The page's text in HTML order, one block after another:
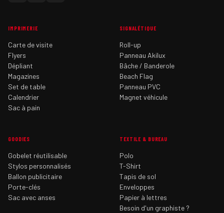
IMPRIMERIE
Carte de visite
Flyers
Dépliant
Magazines
Set de table
Calendrier
Sac à pain
SIGNALÉTIQUE
Roll-up
Panneau Akilux
Bâche / Banderole
Beach Flag
Panneau PVC
Magnet véhicule
GOODIES
Gobelet réutilisable
Stylos personnalisés
Ballon publicitaire
Porte-clés
Sac avec anses
TEXTILE & BUREAU
Polo
T-Shirt
Tapis de sol
Enveloppes
Papier à lettres
Besoin d'un graphiste ?